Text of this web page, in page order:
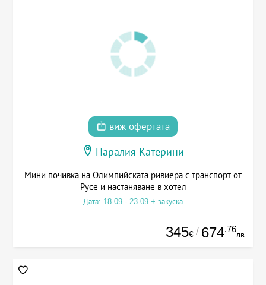
виж офертата
Паралия Катерини
Мини почивка на Олимпийската ривиера с транспорт от
Русе и настаняване в хотел
Дата: 18.09 - 23.09 + закуска
345€ / 674.76
лв.